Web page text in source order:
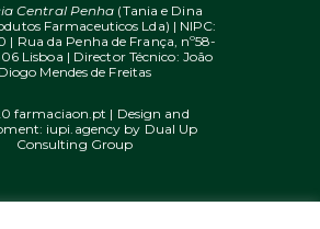
Central Penha (Tania e Dina
Farmaceuticos Lda) | NIPC:
| Rua da Penha de França, nº58-
Lisboa | Director Técnico: João
Diogo Mendes de Freitas
farmaciaon.pt | Design and
iupi.agency by Dual Up
Consulting Group